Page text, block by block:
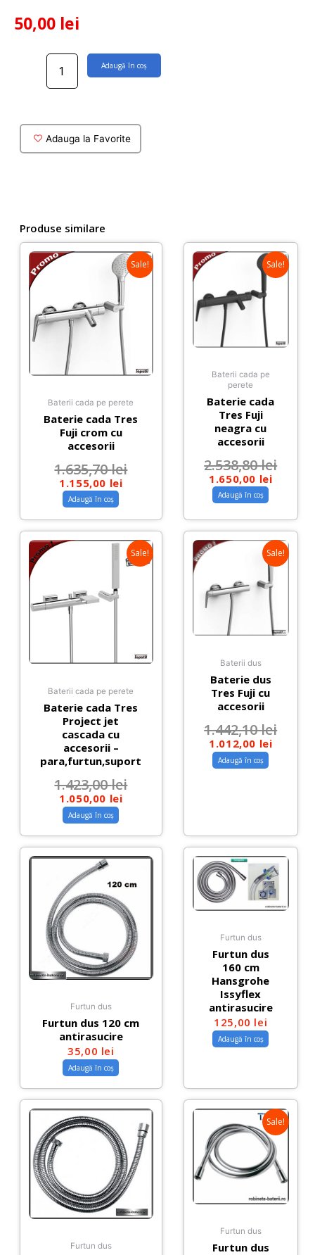
50,00 lei
Cantitate
antirasucire
Adaugă în coș
Adauga la Favorite
Produse similare
Sale!
Baterii cada pe perete
Baterie cada Tres
Fuji crom cu
accesorii
1.635,70lei
1.155,00 lei
Adaugă în coș
Sale!
Baterii cada pe
perete
Baterie cada
Tres Fuji
neagra cu
accesorii
2.538,80lei
1.650,00 lei
Adaugă în coș
Sale!
Baterii cada pe perete
Baterie cada Tres
Project jet
cascada cu
accesorii –
para,furtun,suport
1.423,00lei
1.050,00 lei
Adaugă în coș
Sale!
Baterii dus
Baterie dus
Tres Fuji cu
accesorii
1.442,10lei
1.012,00 lei
Adaugă în coș
Furtun dus
Furtun dus 120 cm
antirasucire
35,00 lei
Adaugă în coș
Furtun dus
Furtun dus
160 cm
Hansgrohe
Issyflex
antirasucire
125,00 lei
Adaugă în coș
Furtun dus
Sale!
Furtun dus
Furtun dus